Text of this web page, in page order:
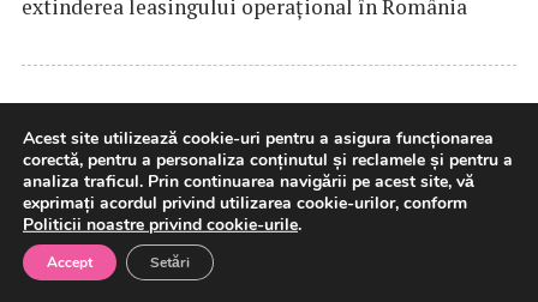
extinderea leasingului operațional în România
achiziție a Cargus
Acest site utilizează cookie-uri pentru a asigura funcționarea
corectă, pentru a personaliza conținutul și reclamele și pentru a
analiza traficul. Prin continuarea navigării pe acest site, vă
exprimați acordul privind utilizarea cookie-urilor, conform
Politicii noastre privind cookie-urile.
Accept Setări